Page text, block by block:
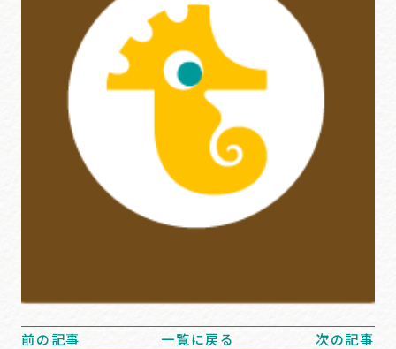
前の記事 一覧に戻る 次の記事